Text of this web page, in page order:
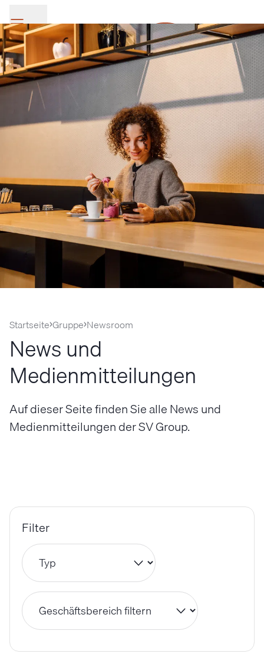
Startseite Gruppe Newsroom
News und
Medienmitteilungen
Auf dieser Seite finden Sie alle News und
Medienmitteilungen der SV Group.
Filter